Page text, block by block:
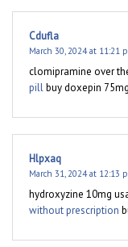
Cdufla
March 30, 2024 at 11:21
clomipramine over
pillbuy doxepin 75mg
Hlpxaq
March 31, 2024 at 12:13
hydroxyzine 10mg
without prescription